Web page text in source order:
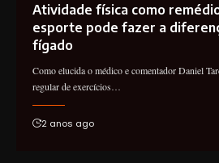
Atividade física como
esporte pode fazer a
fígado
Como elucida o médico e comentador Daniel
regular de exercícios…
2 anos ago